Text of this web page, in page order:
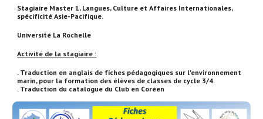
Stagiaire Master 1, Langues, Culture et Affaires Internationales,
spécificité Asie-Pacifique.
Université La Rochelle
Activité de la stagiaire :
. Traduction en anglais de fiches pédagogiques sur l'environnement
marin, pour la formation des élèves de classes de cycle 3/4.
. Traduction du catalogue du Club en Coréen